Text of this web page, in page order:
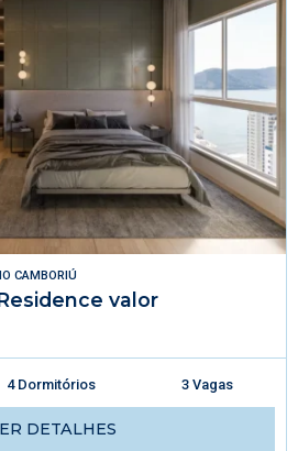
CAMBORIÚ
valor
4 Dormitórios 3 Vagas
DETALHES